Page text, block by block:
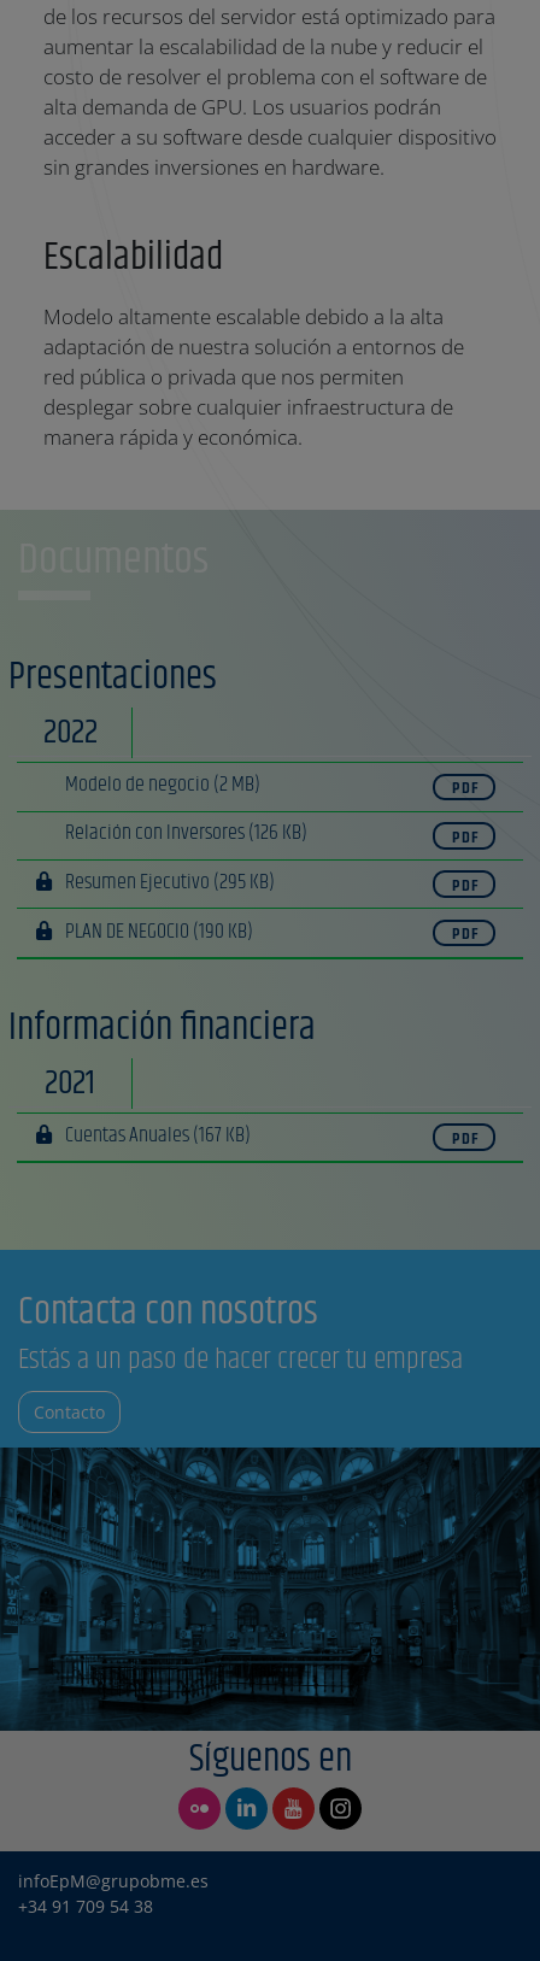
de los recursos del servidor está optimizado para
aumentar la escalabilidad de la nube y reducir el
costo de resolver el problema con el software de
alta demanda de GPU. Los usuarios podrán
acceder a su software desde cualquier dispositivo
sin grandes inversiones en hardware.
Escalabilidad
Modelo altamente escalable debido a la alta
adaptación de nuestra solución a entornos de
red pública o privada que nos permiten
desplegar sobre cualquier infraestructura de
manera rápida y económica.
Presentaciones
2022
PDF
Modelo de negocio(2 MB)
PDF
Relación con Inversores(126 KB)
PDF
Resumen Ejecutivo(295 KB)
PDF
PLAN DE NEGOCIO(190 KB)
Información financiera
2021
PDF
Cuentas Anuales(167 KB)
Contacta con nosotros
Estás a un paso de hacer crecer tu empresa
Contacto
Síguenos en
infoEpM@grupobme.es
+34 91 709 54 38